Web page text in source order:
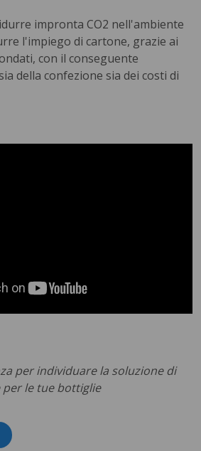
impronta CO2 nell'ambiente
l'impiego di cartone, grazie ai
con il conseguente
della confezione sia dei costi di
per individuare la soluzione di
le tue bottiglie